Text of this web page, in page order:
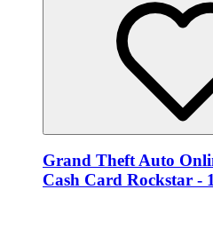
Grand Theft Auto
Cash Card Rockstar -